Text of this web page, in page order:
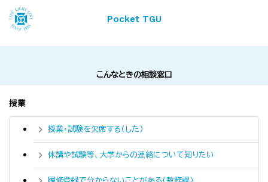
Pocket TGU
こんなときの相談窓口
授業
授業・試験を欠席する（した）
休講や試験等、大学からの連絡について知りたい